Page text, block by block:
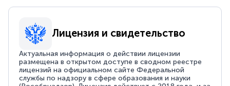
Лицензия и свидетельство
Актуальная информация о действии лицензии
размещена в открытом доступе в сводном реестре
лицензий на официальном сайте Федеральной
службы по надзору в сфере образования и науки